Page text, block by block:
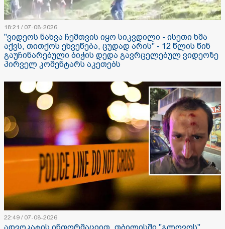
18:21 / 07-08-2026
"ვიდეოს ნახვა ჩემთვის იყო სიკვდილი - ისეთი ხმა
აქვს, თითქოს ეხვეწება, ცუდად არის" - 12 წლის წინ
გაუჩინარებული ბიჭის დედა გავრცელებულ ვიდეოზე
პირველ კომენტარს აკეთებს
22:49 / 07-08-2026